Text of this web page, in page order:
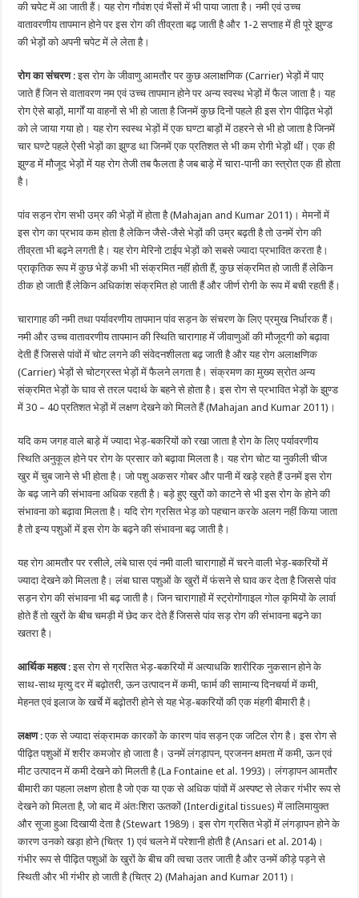
की चपेट में आ जाती हैं। यह रोग गौवंश एवं भैंसों में भी पाया जाता है। नमी एवं उच्च
वातावरणीय तापमान होने पर इस रोग की तीव्रता बढ़ जाती है और 1-2 सप्ताह में ही पूरे झुण्ड
की भेड़ों को अपनी चपेट में ले लेता है।
रोग का संचरण: इस रोग के जीवाणु आमतौर पर कुछ अलाक्षणिक (Carrier) भेड़ों में पाए
जाते हैं जिन से वातावरण नम एवं उच्च तापमान होने पर अन्य स्वस्थ भेड़ों में फैल जाता है। यह
रोग ऐसे बाड़ों, मार्गों या वाहनों से भी हो जाता है जिनमें कुछ दिनों पहले ही इस रोग पीढ़ित भेड़ों
को ले जाया गया हो। यह रोग स्वस्थ भेड़ों में एक घण्टा बाड़ों में ठहरने से भी हो जाता है जिनमें
चार घण्टे पहले ऐसी भेड़ों का झुण्ड था जिनमें एक प्रतिशत से भी कम रोगी भेड़ों थीं। एक ही
झुण्ड में मौजूद भेड़ों में यह रोग तेजी तब फैलता है जब बाड़े में चारा-पानी का स्त्रोत एक ही होता
है।
पांव सड़न रोग सभी उम्र की भेड़ों में होता है (Mahajan and Kumar 2011)। मेमनों में
इस रोग का प्रभाव कम होता है लेकिन जैसे-जैसे भेड़ों की उम्र बढ़ती है तो उनमें रोग की
तीव्रता भी बढ़ने लगती है। यह रोग मेरिनो टाईप भेड़ों को सबसे ज्यादा प्रभावित करता है।
प्राकृतिक रूप में कुछ भेड़ें कभी भी संक्रमित नहीं होती हैं, कुछ संक्रमित हो जाती हैं लेकिन
ठीक हो जाती हैं लेकिन अधिकांश संक्रमित हो जाती हैं और जीर्ण रोगी के रूप में बची रहती हैं।
चारागाह की नमी तथा पर्यावरणीय तापमान पांव सड़न के संचरण के लिए प्रमुख निर्धारक हैं।
नमी और उच्च वातावरणीय तापमान की स्थिति चारागाह में जीवाणुओं की मौजूदगी को बढ़ावा
देती हैं जिससे पांवों में चोट लगने की संवेदनशीलता बढ़ जाती है और यह रोग अलाक्षणिक
(Carrier) भेड़ों से चोटग्रस्त भेड़ों में फैलने लगता है। संक्रमण का मुख्य स्रोत अन्य
संक्रमित भेड़ों के घाव से तरल पदार्थ के बहने से होता है। इस रोग से प्रभावित भेड़ों के झुण्ड
में 30 – 40 प्रतिशत भेड़ों में लक्षण देखने को मिलते हैं (Mahajan and Kumar 2011)।
यदि कम जगह वाले बाड़े में ज्यादा भेड़-बकरियों को रखा जाता है रोग के लिए पर्यावरणीय
स्थिति अनुकूल होने पर रोग के प्रसार को बढ़ावा मिलता है। यह रोग चोट या नुकीली चीज
खुर में चुब जाने से भी होता है। जो पशु अकसर गोबर और पानी में खड़े रहते हैं उनमें इस रोग
के बढ़ जाने की संभावना अधिक रहती है। बड़े हुए खुरों को काटने से भी इस रोग के होने की
संभावना को बढ़ावा मिलता है। यदि रोग ग्रसित भेड़ को पहचान करके अलग नहीं किया जाता
है तो इन्य पशुओं में इस रोग के बढ़ने की संभावना बढ़ जाती है।
यह रोग आमतौर पर रसीले, लंबे घास एवं नमी वाली चारागाहों में चरने वाली भेड़-बकरियों में
ज्यादा देखने को मिलता है। लंबा घास पशुओं के खुरों में फंसने से घाव कर देता है जिससे पांव
सड़न रोग की संभावना भी बढ़ जाती है। जिन चारागाहों में स्ट्रोगोंगाइल गोल कृमियों के लार्वा
होते हैं तो खुरों के बीच चमड़ी में छेद कर देते हैं जिससे पांव सड़ रोग की संभावना बढ़ने का
खतरा है।
आर्थिक महत्व: इस रोग से ग्रसित भेड़-बकरियों में अत्याधकि शारीरिक नुकसान होने के
साथ-साथ मृत्यु दर में बढ़ोतरी, ऊन उत्पादन में कमी, फार्म की सामान्य दिनचर्या में कमी,
मेहनत एवं इलाज के खर्चे में बढ़ोतरी होने से यह भेड़-बकरियों की एक मंहगी बीमारी है।
लक्षण: एक से ज्यादा संक्रामक कारकों के कारण पांव सड़न एक जटिल रोग है। इस रोग से
पीढ़ित पशुओं में शरीर कमजोर हो जाता है। उनमें लंगड़ापन, प्रजनन क्षमता में कमी, ऊन एवं
मीट उत्पादन में कमी देखने को मिलती है (La Fontaine et al. 1993)। लंगड़ापन आमतौर
बीमारी का पहला लक्षण होता है जो एक या एक से अधिक पांवों में अस्पष्ट से लेकर गंभीर रूप से
देखने को मिलता है, जो बाद में अंतःशिरा ऊतकों (Interdigital tissues) में लालिमायुक्त
और सूजा हुआ दिखायी देता है (Stewart 1989)। इस रोग ग्रसित भेड़ों में लंगड़ापन होने के
कारण उनको खड़ा होने (चित्र 1) एवं चलने में परेशानी होती है (Ansari et al. 2014)।
गंभीर रूप से पीढ़ित पशुओं के खुरों के बीच की त्वचा उतर जाती है और उनमें कीड़े पड़ने से
स्थिती और भी गंभीर हो जाती है (चित्र 2) (Mahajan and Kumar 2011)।